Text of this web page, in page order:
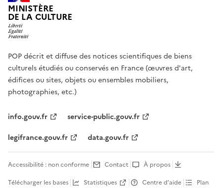
MINISTÈRE
DE LA CULTURE
POP décrit et diffuse des notices scientifiques de biens
culturels étudiés ou conservés en France (œuvres d'art,
édifices ou sites, objets ou ensembles mobiliers,
photographies, etc.)
info.gouv.fr
service-public.gouv.fr
legifrance.gouv.fr
data.gouv.fr
Accessibilité : non conforme Contact
À propos
Télécharger les bases
Statistiques Centre d’aide Plan